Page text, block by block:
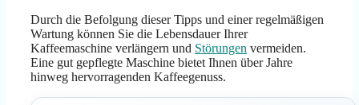
Durch die Befolgung dieser Tipps und einer regelmäßigen
Wartung können Sie die Lebensdauer Ihrer
Kaffeemaschine verlängern und Störungen vermeiden.
Eine gut gepflegte Maschine bietet Ihnen über Jahre
hinweg hervorragenden Kaffeegenuss.